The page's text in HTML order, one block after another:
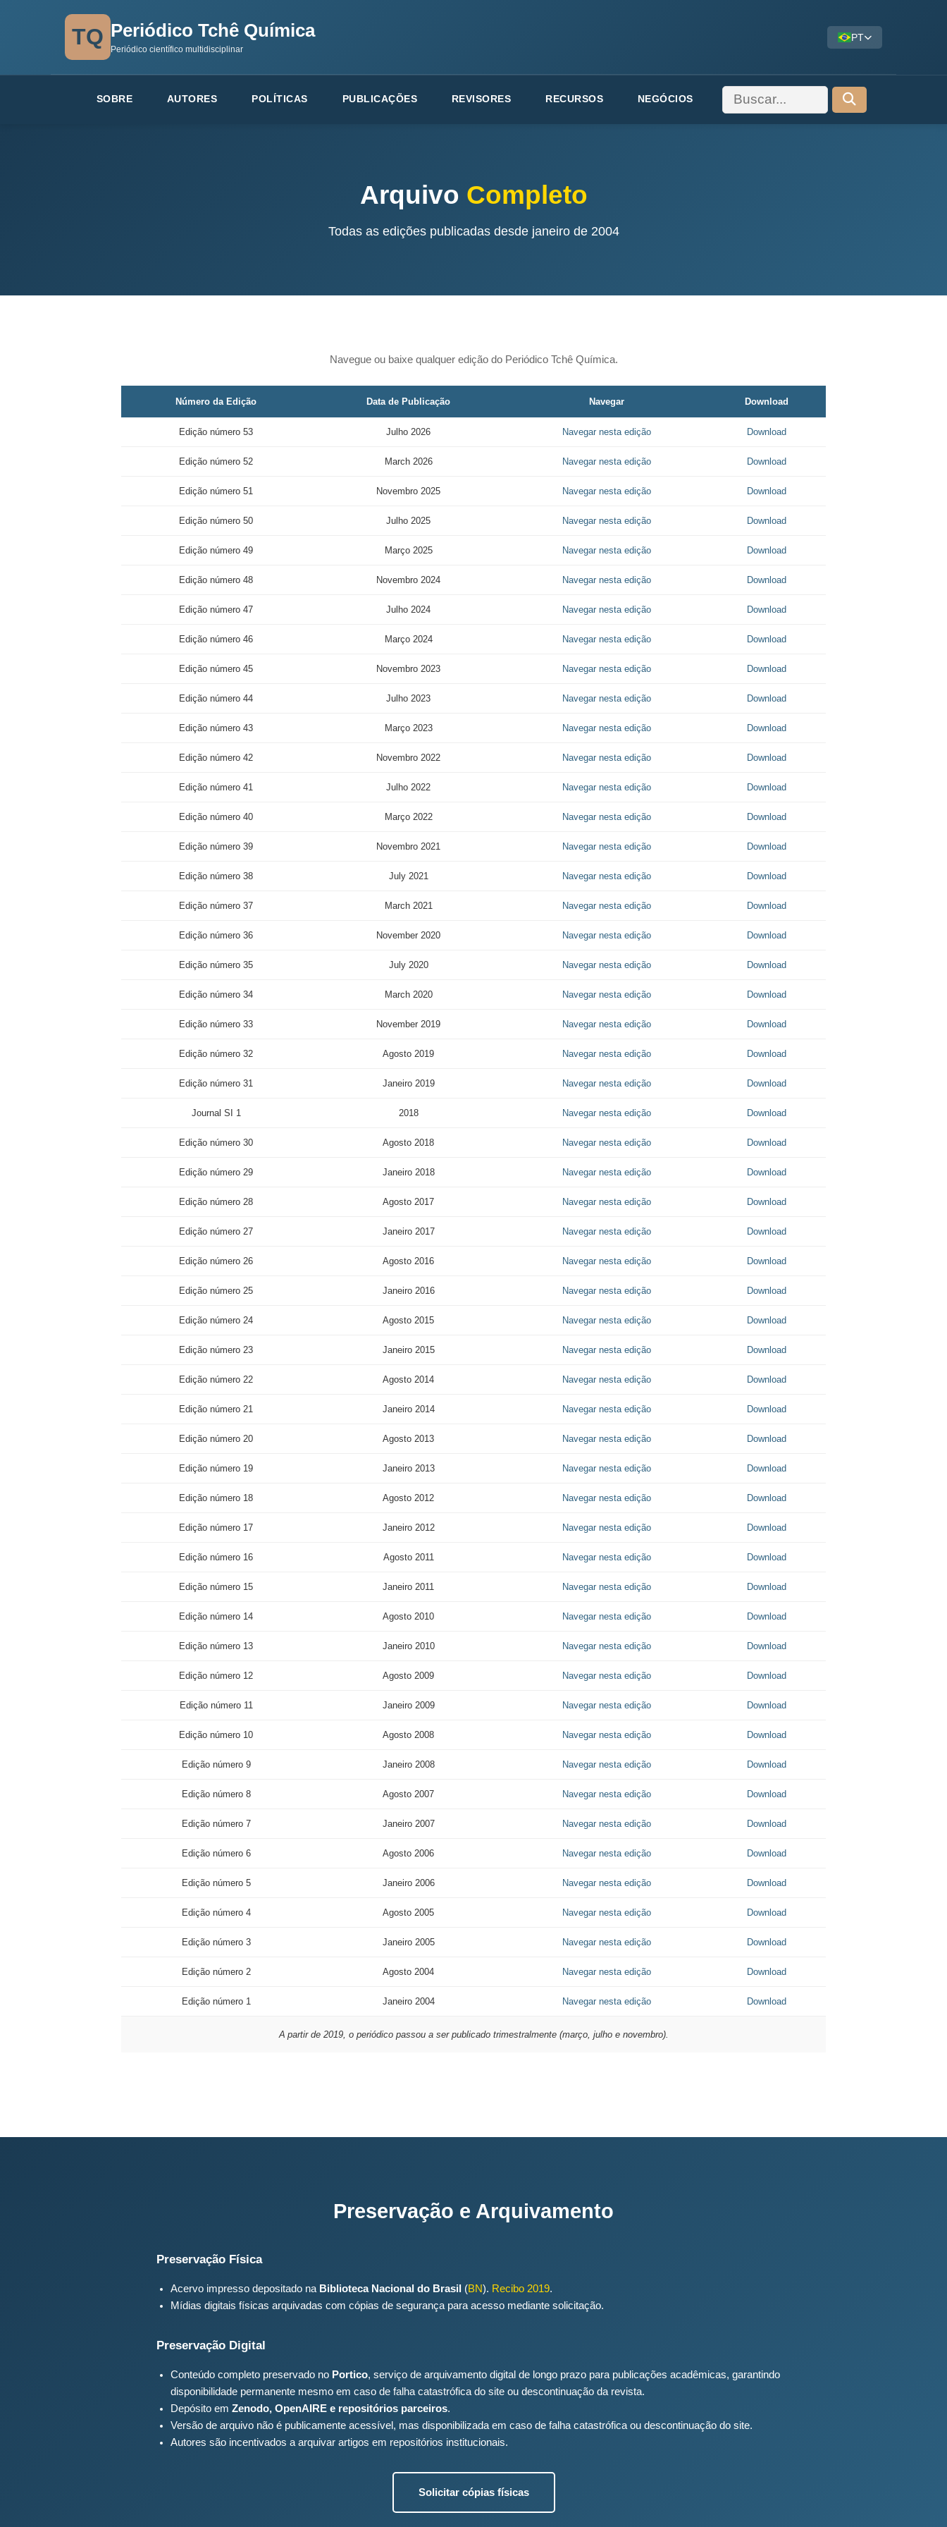
TQ Periódico Tchê Química
Periódico científico multidisciplinar
PT
SOBRE AUTORES POLÍTICAS PUBLICAÇÕES REVISORES RECURSOS NEGÓCIOS
Arquivo Completo
Todas as edições publicadas desde janeiro de 2004
Navegue ou baixe qualquer edição do Periódico Tchê Química.
Número da Edição Data de Publicação Navegar Download
Edição número 53 Julho 2026 Navegar nesta edição Download
Edição número 52 March 2026 Navegar nesta edição Download
Edição número 51 Novembro 2025 Navegar nesta edição Download
Edição número 50 Julho 2025 Navegar nesta edição Download
Edição número 49 Março 2025 Navegar nesta edição Download
Edição número 48 Novembro 2024 Navegar nesta edição Download
Edição número 47 Julho 2024 Navegar nesta edição Download
Edição número 46 Março 2024 Navegar nesta edição Download
Edição número 45 Novembro 2023 Navegar nesta edição Download
Edição número 44 Julho 2023 Navegar nesta edição Download
Edição número 43 Março 2023 Navegar nesta edição Download
Edição número 42 Novembro 2022 Navegar nesta edição Download
Edição número 41 Julho 2022 Navegar nesta edição Download
Edição número 40 Março 2022 Navegar nesta edição Download
Edição número 39 Novembro 2021 Navegar nesta edição Download
Edição número 38 July 2021 Navegar nesta edição Download
Edição número 37 March 2021 Navegar nesta edição Download
Edição número 36 November 2020 Navegar nesta edição Download
Edição número 35 July 2020 Navegar nesta edição Download
Edição número 34 March 2020 Navegar nesta edição Download
Edição número 33 November 2019 Navegar nesta edição Download
Edição número 32 Agosto 2019 Navegar nesta edição Download
Edição número 31 Janeiro 2019 Navegar nesta edição Download
Journal SI 1 2018 Navegar nesta edição Download
Edição número 30 Agosto 2018 Navegar nesta edição Download
Edição número 29 Janeiro 2018 Navegar nesta edição Download
Edição número 28 Agosto 2017 Navegar nesta edição Download
Edição número 27 Janeiro 2017 Navegar nesta edição Download
Edição número 26 Agosto 2016 Navegar nesta edição Download
Edição número 25 Janeiro 2016 Navegar nesta edição Download
Edição número 24 Agosto 2015 Navegar nesta edição Download
Edição número 23 Janeiro 2015 Navegar nesta edição Download
Edição número 22 Agosto 2014 Navegar nesta edição Download
Edição número 21 Janeiro 2014 Navegar nesta edição Download
Edição número 20 Agosto 2013 Navegar nesta edição Download
Edição número 19 Janeiro 2013 Navegar nesta edição Download
Edição número 18 Agosto 2012 Navegar nesta edição Download
Edição número 17 Janeiro 2012 Navegar nesta edição Download
Edição número 16 Agosto 2011 Navegar nesta edição Download
Edição número 15 Janeiro 2011 Navegar nesta edição Download
Edição número 14 Agosto 2010 Navegar nesta edição Download
Edição número 13 Janeiro 2010 Navegar nesta edição Download
Edição número 12 Agosto 2009 Navegar nesta edição Download
Edição número 11 Janeiro 2009 Navegar nesta edição Download
Edição número 10 Agosto 2008 Navegar nesta edição Download
Edição número 9 Janeiro 2008 Navegar nesta edição Download
Edição número 8 Agosto 2007 Navegar nesta edição Download
Edição número 7 Janeiro 2007 Navegar nesta edição Download
Edição número 6 Agosto 2006 Navegar nesta edição Download
Edição número 5 Janeiro 2006 Navegar nesta edição Download
Edição número 4 Agosto 2005 Navegar nesta edição Download
Edição número 3 Janeiro 2005 Navegar nesta edição Download
Edição número 2 Agosto 2004 Navegar nesta edição Download
Edição número 1 Janeiro 2004 Navegar nesta edição Download
A partir de 2019, o periódico passou a ser publicado trimestralmente (março, julho e novembro).
Preservação e Arquivamento
Preservação Física
Acervo impresso depositado na Biblioteca Nacional do Brasil (BN). Recibo 2019.
Mídias digitais físicas arquivadas com cópias de segurança para acesso mediante solicitação.
Preservação Digital
Conteúdo completo preservado no Portico, serviço de arquivamento digital de longo prazo para publicações acadêmicas, garantindo
disponibilidade permanente mesmo em caso de falha catastrófica do site ou descontinuação da revista.
Depósito em Zenodo, OpenAIRE e repositórios parceiros.
Versão de arquivo não é publicamente acessível, mas disponibilizada em caso de falha catastrófica ou descontinuação do site.
Autores são incentivados a arquivar artigos em repositórios institucionais.
Solicitar cópias físicas